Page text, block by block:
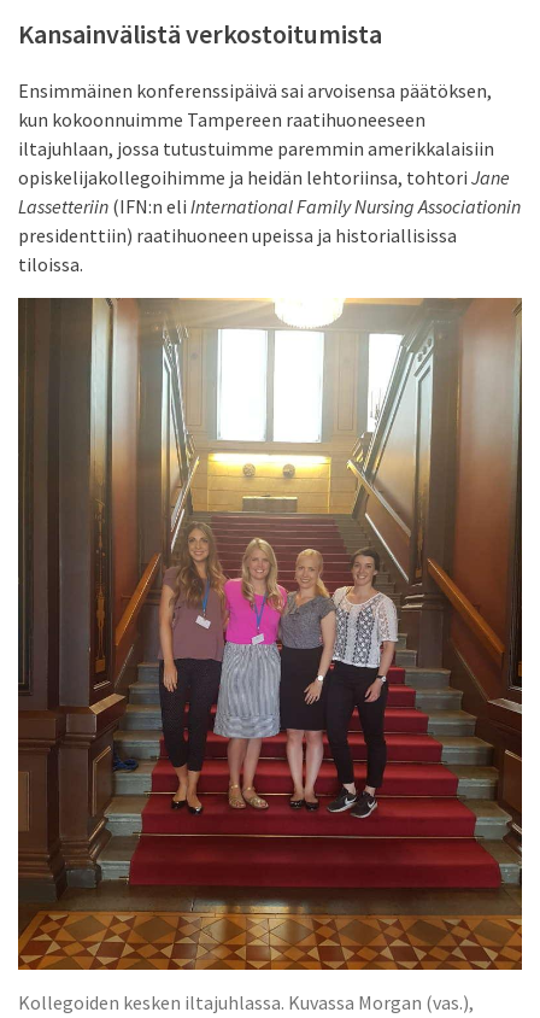
Kansainvälistä verkostoitumista
Ensimmäinen konferenssipäivä sai arvoisensa päätöksen,
kun kokoonnuimme Tampereen raatihuoneeseen
iltajuhlaan, jossa tutustuimme paremmin amerikkalaisiin
opiskelijakollegoihimme ja heidän lehtoriinsa, tohtori Jane
Lassetteriin (IFN:n eli International Family Nursing Associationin
presidenttiin) raatihuoneen upeissa ja historiallisissa
tiloissa.
Kollegoiden kesken iltajuhlassa. Kuvassa Morgan (vas.),